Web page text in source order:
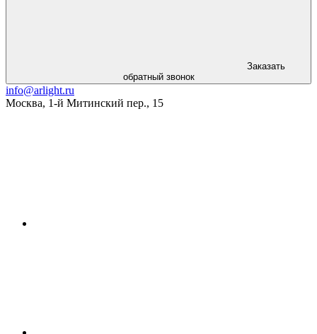
Заказать
обратный звонок
info@arlight.ru
Москва, 1-й Митинский пер., 15